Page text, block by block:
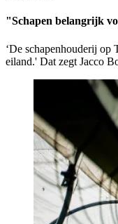
"Schapen belangrijk
‘De schapenhouderij op
eiland.' Dat zegt Jacco